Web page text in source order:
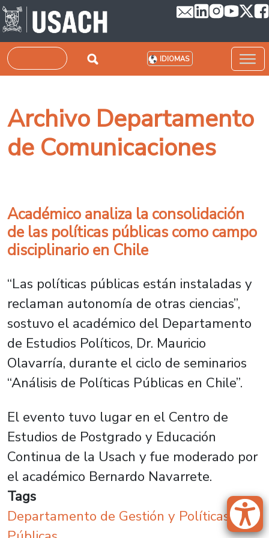
Pasar al contenido principal
Buscar IDIOMAS
Archivo Departamento
de Comunicaciones
Académico analiza la consolidación
de las políticas públicas como campo
disciplinario en Chile
“Las políticas públicas están instaladas y
reclaman autonomía de otras ciencias”,
sostuvo el académico del Departamento
de Estudios Políticos, Dr. Mauricio
Olavarría, durante el ciclo de seminarios
“Análisis de Políticas Públicas en Chile”.
El evento tuvo lugar en el Centro de
Estudios de Postgrado y Educación
Continua de la Usach y fue moderado por
el académico Bernardo Navarrete.
Tags
Departamento de Gestión y Políticas